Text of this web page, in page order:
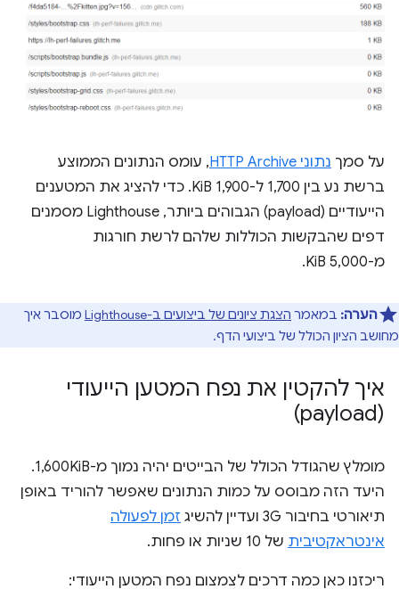
על סמך נתוני HTTP Archive
, עומס הנתונים הממוצע
ברשת נע בין 1,700 ל-1,900 KiB. כדי להציג את המטענים
הייעודיים (payload) הגבוהים ביותר, Lighthouse מסמנים
דפים שהבקשות הכוללות שלהם לרשת חורגות
מ-5,000 KiB.
הערה: במאמר הצגת ציונים של ביצועים ב-Lighthouse
מוסבר איך
מחושב הציון הכולל של ביצועי הדף.
איך להקטין את נפח המטען הייעודי
(payload)
מומלץ שהגודל הכולל של הבייטים יהיה נמוך מ-1,600KiB.
היעד הזה מבוסס על כמות הנתונים שאפשר להוריד באופן
תיאורטי בחיבור 3G ועדיין להשיג
זמן לפעולה
אינטראקטיבית של 10 שניות או פחות.
ריכזנו כאן כמה דרכים לצמצום נפח המטען הייעודי: